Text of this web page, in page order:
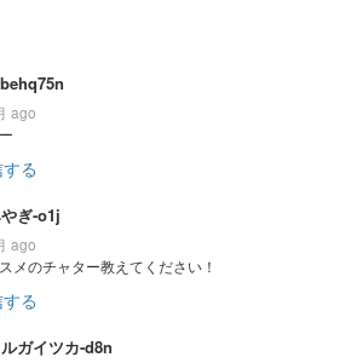
ago
る
ぎ-o1j
ago
メのチャター教えてください！
る
ガイツカ-d8n